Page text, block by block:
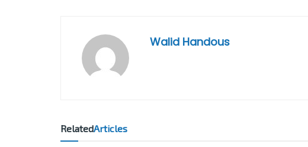
Walid Handous
RelatedArticles